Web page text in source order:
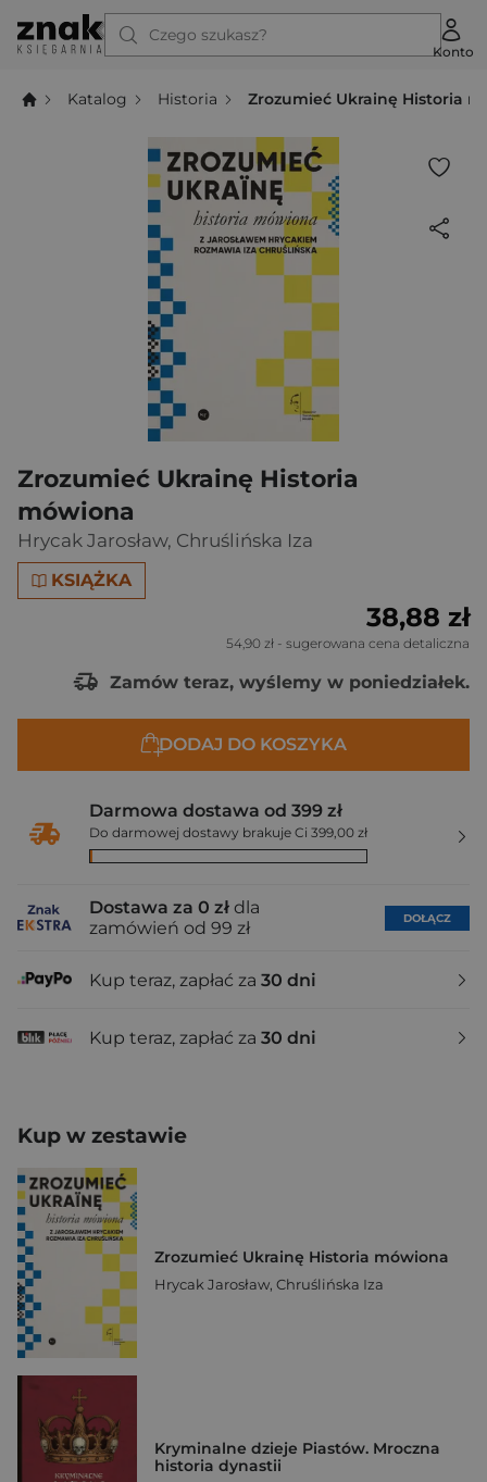
Czego szukasz?
Konto
Katalog Historia Zrozumieć Ukrainę Historia
Zrozumieć Ukrainę Historia
mówiona
Hrycak Jarosław, Chruślińska Iza
KSIĄŻKA
38,88 zł
54,90 zł - sugerowana cena detaliczna
Zamów teraz, wyślemy w poniedziałek.
DODAJ DO KOSZYKA
Darmowa dostawa od 399 zł
Do darmowej dostawy brakuje Ci 399,00 zł
Dostawa za 0 zł dla
zamówień od 99 zł
DOŁĄCZ
Kup teraz, zapłać za 30 dni
Kup teraz, zapłać za 30 dni
Kup w zestawie
Zrozumieć Ukrainę Historia mówiona
Hrycak Jarosław, Chruślińska Iza
Kryminalne dzieje Piastów. Mroczna
historia dynastii